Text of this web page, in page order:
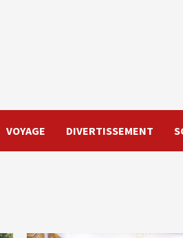
VOYAGE DIVERTISSEMENT